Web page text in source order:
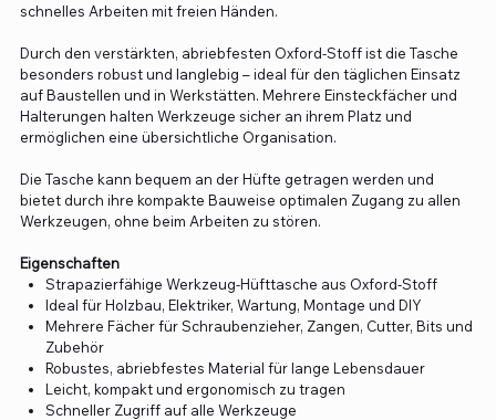
schnelles Arbeiten mit freien Händen.
Durch den verstärkten, abriebfesten Oxford-Stoff ist die Tasche
besonders robust und langlebig – ideal für den täglichen Einsatz
auf Baustellen und in Werkstätten. Mehrere Einsteckfächer und
Halterungen halten Werkzeuge sicher an ihrem Platz und
ermöglichen eine übersichtliche Organisation.
Die Tasche kann bequem an der Hüfte getragen werden und
bietet durch ihre kompakte Bauweise optimalen Zugang zu allen
Werkzeugen, ohne beim Arbeiten zu stören.
Eigenschaften
Strapazierfähige Werkzeug-Hüfttasche aus Oxford-Stoff
Ideal für Holzbau, Elektriker, Wartung, Montage und DIY
Mehrere Fächer für Schraubenzieher, Zangen, Cutter, Bits und
Zubehör
Robustes, abriebfestes Material für lange Lebensdauer
Leicht, kompakt und ergonomisch zu tragen
Schneller Zugriff auf alle Werkzeuge